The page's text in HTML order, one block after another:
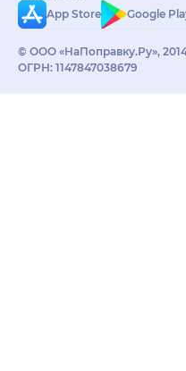
App Store
Google
© ООО «НаПоправку.Ру»,
ОГРН: 1147847038679